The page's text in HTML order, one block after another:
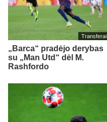
Transferai
„Barca“ pradėjo derybas
su „Man Utd“ dėl M.
Rashfordo